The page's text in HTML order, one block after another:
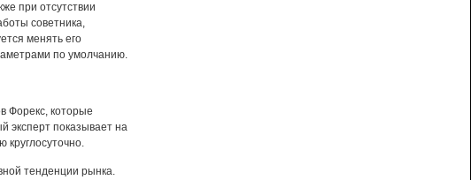
при отсутствии
советника,
менять его
по умолчанию.
Форекс, которые
эксперт показывает на
круглосуточно.
тенденции рынка.